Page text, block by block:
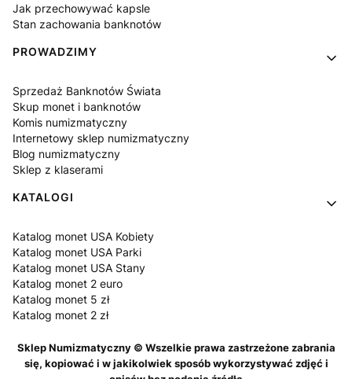
Jak przechowywać kapsle
Stan zachowania banknotów
PROWADZIMY
Sprzedaż Banknotów Świata
Skup monet i banknotów
Komis numizmatyczny
Internetowy sklep numizmatyczny
Blog numizmatyczny
Sklep z klaserami
KATALOGI
Katalog monet USA Kobiety
Katalog monet USA Parki
Katalog monet USA Stany
Katalog monet 2 euro
Katalog monet 5 zł
Katalog monet 2 zł
Sklep Numizmatyczny © Wszelkie prawa zastrzeżone zabrania
się, kopiować i w jakikolwiek sposób wykorzystywać zdjęć i